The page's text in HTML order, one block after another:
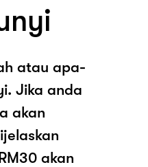
atau apa-
Jika anda
akan
akan